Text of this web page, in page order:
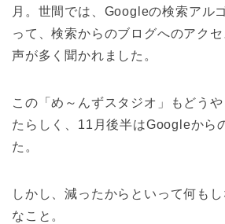
月。世間では、Googleの検索アル
って、検索からのブログへのアク
声が多く聞かれました。
この「め～んずスタジオ」もどう
たらしく、11月後半はGoogleから
た。
しかし、減ったからといって何も
なこと。